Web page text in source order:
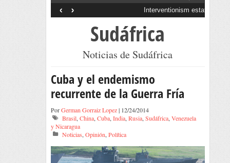
Interventionism estatal
‹ ›
Sudáfrica
Noticias de Sudáfrica
Cuba y el endemismo
recurrente de la Guerra Fría
PorGerman Gorraiz Lopez| 12/24/2014
Brasil, China, Cuba, India, Rusia, Sudáfrica, Venezuela
y Nicaragua
Noticias, Opinión, Política